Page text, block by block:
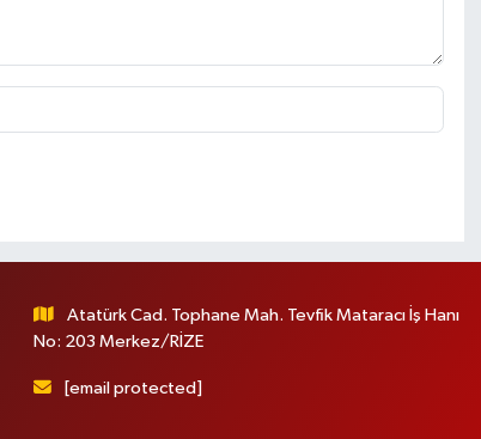
Atatürk Cad. Tophane Mah. Tevfik Mataracı İş Hanı
No: 203 Merkez/RİZE
[email protected]